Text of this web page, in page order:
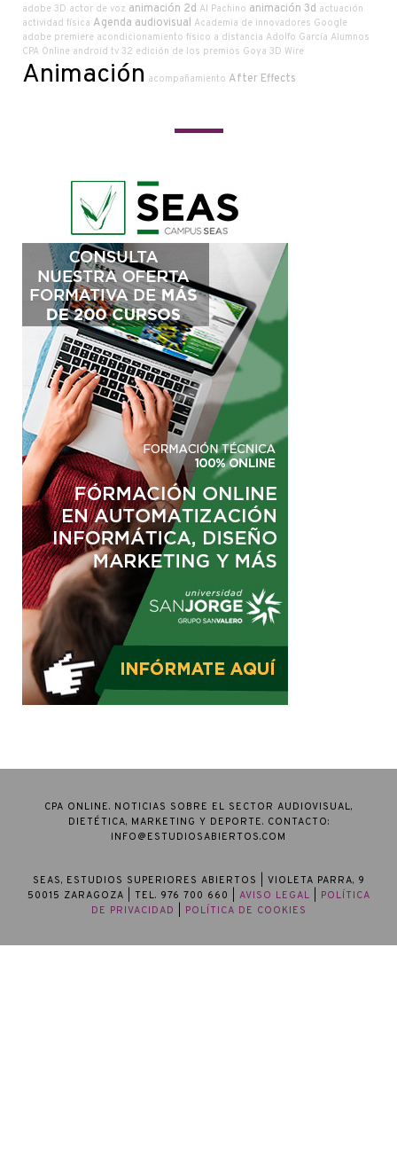
adobe 3D actor de voz animación 2d Al Pachino animación 3d actuación
actividad física Agenda audiovisual Academia de innovadores Google
adobe premiere acondicionamiento físico a distancia Adolfo García Alumnos
CPA Online android tv 32 edición de los premios Goya 3D Wire
Animación acompañamiento After Effects
CPA ONLINE. NOTICIAS SOBRE EL SECTOR AUDIOVISUAL,
DIETÉTICA, MARKETING Y DEPORTE. CONTACTO:
INFO@ESTUDIOSABIERTOS.COM
SEAS, ESTUDIOS SUPERIORES ABIERTOS
| VIOLETA PARRA, 9
50015 ZARAGOZA | TEL. 976 700 660 | AVISO LEGAL
POLÍTICA
DE PRIVACIDAD
POLÍTICA DE COOKIES